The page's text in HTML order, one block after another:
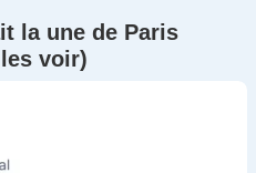
la une de Paris
voir)